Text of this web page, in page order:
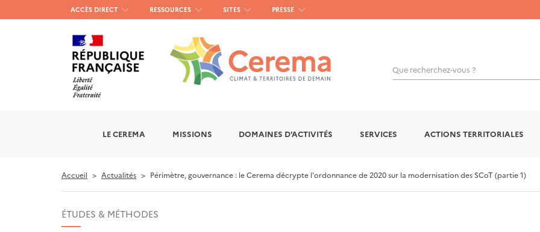
Menu
haut
gauche
ACCÈS DIRECT RESSOURCES SITES PRESSE
Que recherchez-vous ?
LE CEREMA MISSIONS DOMAINES D'ACTIVITÉS SERVICES ACTIONS TERRITORIALES
Accueil Actualités Périmètre, gouvernance : le Cerema décrypte l'ordonnance de 2020 sur la modernisation des SCoT (partie 1)
ÉTUDES & MÉTHODES